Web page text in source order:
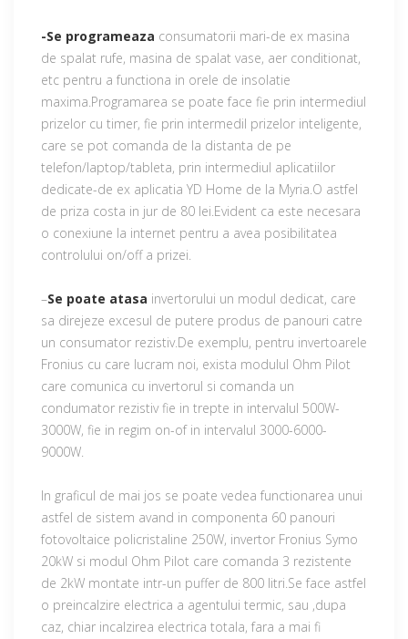
-Se programeaza consumatorii mari-de ex masina
de spalat rufe, masina de spalat vase, aer conditionat,
etc pentru a functiona in orele de insolatie
maxima.Programarea se poate face fie prin intermediul
prizelor cu timer, fie prin intermedil prizelor inteligente,
care se pot comanda de la distanta de pe
telefon/laptop/tableta, prin intermediul aplicatiilor
dedicate-de ex aplicatia YD Home de la Myria.O astfel
de priza costa in jur de 80 lei.Evident ca este necesara
o conexiune la internet pentru a avea posibilitatea
controlului on/off a prizei.
–Se poate atasa invertorului un modul dedicat, care
sa direjeze excesul de putere produs de panouri catre
un consumator rezistiv.De exemplu, pentru invertoarele
Fronius cu care lucram noi, exista modulul Ohm Pilot
care comunica cu invertorul si comanda un
condumator rezistiv fie in trepte in intervalul 500W-
3000W, fie in regim on-of in intervalul 3000-6000-
9000W.
In graficul de mai jos se poate vedea functionarea unui
astfel de sistem avand in componenta 60 panouri
fotovoltaice policristaline 250W, invertor Fronius Symo
20kW si modul Ohm Pilot care comanda 3 rezistente
de 2kW montate intr-un puffer de 800 litri.Se face astfel
o preincalzire electrica a agentului termic, sau ,dupa
caz, chiar incalzirea electrica totala, fara a mai fi